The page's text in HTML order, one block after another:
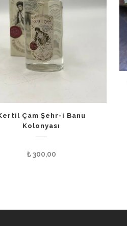
Çam Şehr-i Banu
Kolonyası
₺300,00